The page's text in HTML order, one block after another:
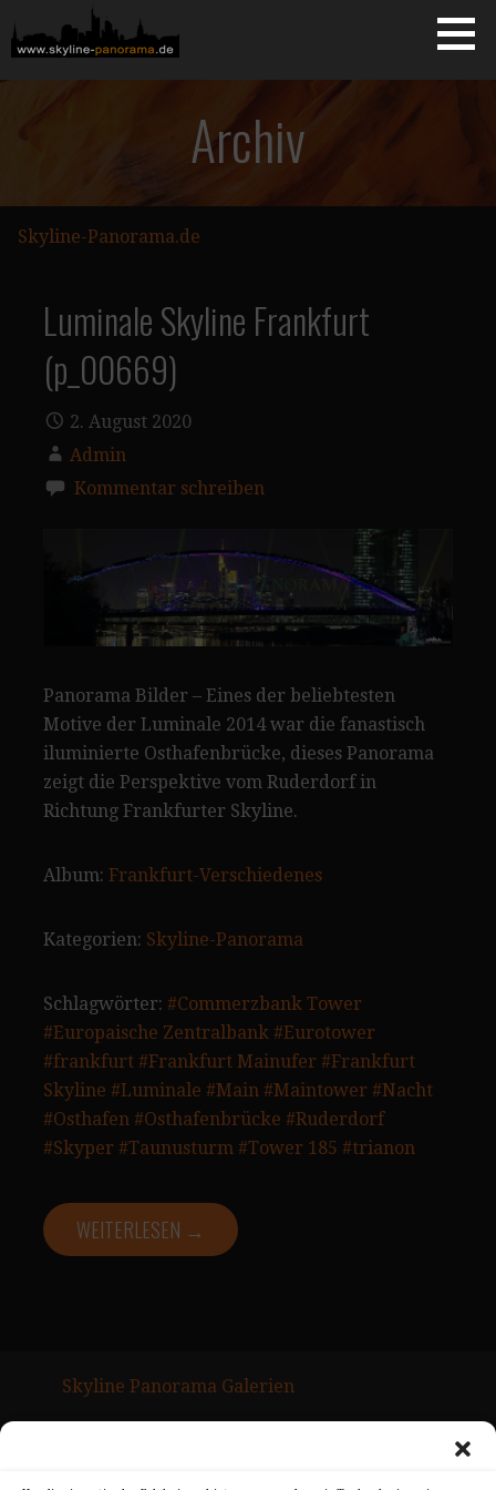
Inhalt
springen
SKYLINE-PANORAMA.DE
Archiv
Skyline-Panorama.de
Luminale Skyline Frankfurt
(p_00669)
2. August 2020
Admin
Kommentar schreiben
Panorama Bilder – Eines der beliebtesten
Motive der Luminale 2014 war die fanastisch
iluminierte Osthafenbrücke, dieses Panorama
zeigt die Perspektive vom Ruderdorf in
Richtung Frankfurter Skyline.
Album: Frankfurt-Verschiedenes
Kategorien: Skyline-Panorama
Schlagwörter: #Commerzbank Tower
#Europaische Zentralbank #Eurotower
#frankfurt #Frankfurt Mainufer #Frankfurt
Skyline #Luminale #Main #Maintower #Nacht
#Osthafen #Osthafenbrücke #Ruderdorf
#Skyper #Taunusturm #Tower 185 #trianon
WEITERLESEN →
Skyline Panorama Galerien